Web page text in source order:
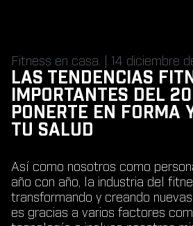
Fitness en casa. | 14 diciembre
LAS TENDENCIAS
IMPORTANTES DEL
PONERTE EN FORMA
TU SALUD
Así como nosotros como
año con año, la industria del
transformando y creando
es gracias a varios factores